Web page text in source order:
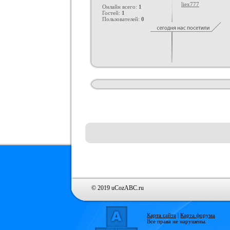
Онлайн всего: 1
Гостей: 1
Пользователей: 0
liex777
© 2019 uCozABC.ru
Карта сайта | Карта форума
Все права не нарушены.